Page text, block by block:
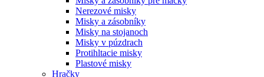
Nerezové misky
Misky a zásobníky
Misky na stojanoch
Misky v púzdrach
Protihltacie misky
Plastové misky
Hračky